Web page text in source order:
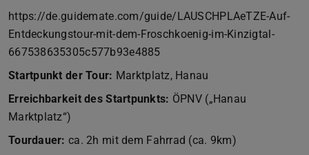
https://de.guidemate.com/guide/LAUSCHPLAeTZE-Auf-
Entdeckungstour-mit-dem-Froschkoenig-im-Kinzigtal-
667538635305c577b93e4885
Startpunkt der Tour: Marktplatz, Hanau
Erreichbarkeit des Startpunkts: ÖPNV („Hanau
Marktplatz“)
Tourdauer:ca. 2h mit dem Fahrrad (ca. 9km)